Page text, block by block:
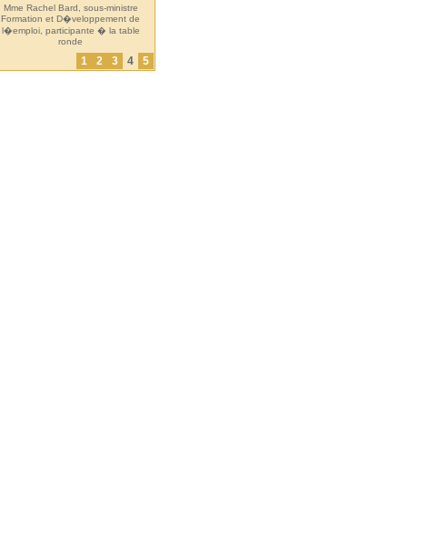
Mme Rachel Bard, sous-ministre
Formation et D�veloppement de
l�emploi, participante � la table
ronde
1 2 3 4 5